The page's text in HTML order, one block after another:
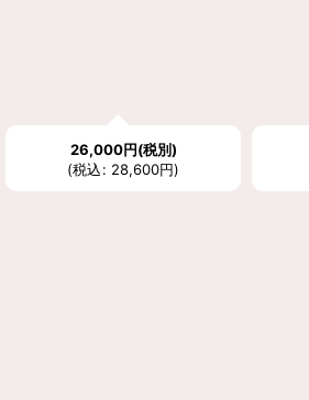
26,000円(税別)
(税込: 28,600円)